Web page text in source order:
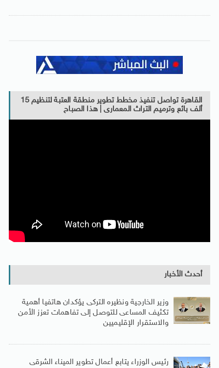
القاهرة تواصل تنفيذ مخطط تطوير منطقة العتبة لتنظيم 15
ألف بائع وترميم التراث المعمارى | هذا الصباح
أحدث الأخبار
وزير الخارجية ونظيره التركى يؤكدان هاتفيا أهمية
تكثيف المساعى للتوصل إلى تفاهمات تعزز الأمن
والاستقرار الإقليميين
رئيس الوزراء يتابع أعمال تطوير الميناء الشرقى